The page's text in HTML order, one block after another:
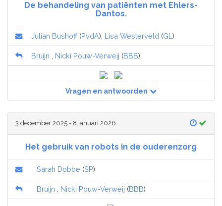
De behandeling van patiënten met Ehlers-
Dantos.
Julian Bushoff(PvdA), Lisa Westerveld (GL )
Bruijn Nicki Pouw-Verweij (BBB)
Vragen en antwoorden
3 december 2025 - 8 januari 2026
Het gebruik van robots in de ouderenzorg
Sarah Dobbe (SP)
Bruijn Nicki Pouw-Verweij (BBB)